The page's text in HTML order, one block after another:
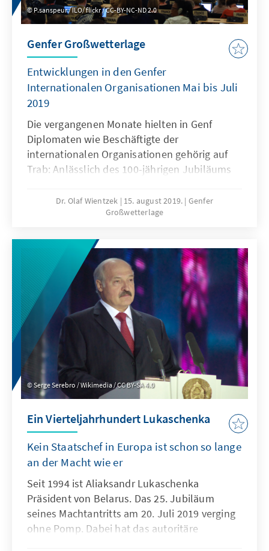
P.sanspeur / ILO/ flickr / CC-BY-NC-ND 2.0
Genfer Großwetterlage
Entwicklungen in den Genfer
Internationalen Organisationen Mai bis Juli
2019
Die vergangenen Monate hielten in Genf
Diplomaten wie Beschäftigte der
internationalen Organisationen gehörig auf
Trab: Anlässlich des 100-jährigen Jubiläums
kamen zahlreiche Staats- und
Regierungschefs nach Genf. Daneben fanden
jährliche Weltgesundheitsversammlung
(WHA) und auch die 41. Sitzung des UN-
Menschenrechtsrats statt. Einen
(sorgenvollen) Blick in die Zukunft warfen
Berichte zur Zukunft des Welthandels (WTO),
zur Landnutzung und zum Klimawandel
(IPCC, „Weltklimarat“) sowie zu globalen
Flüchtlingstrends.
Dr. Olaf Wientzek 15. august 2019. Genfer
Großwetterlage
Serge Serebro / Wikimedia / CC BY-SA 4.0
Ein Vierteljahrhundert Lukaschenka
Kein Staatschef in Europa ist schon so lange
an der Macht wie er
Seit 1994 ist Aliaksandr Lukaschenka
Präsident von Belarus. Das 25. Jubiläum
seines Machtantritts am 20. Juli 2019 verging
ohne Pomp. Dabei hat das autoritäre